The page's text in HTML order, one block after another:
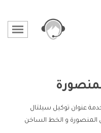
عنوان توكيل سيلتال
المنصورة و الخط الساخن